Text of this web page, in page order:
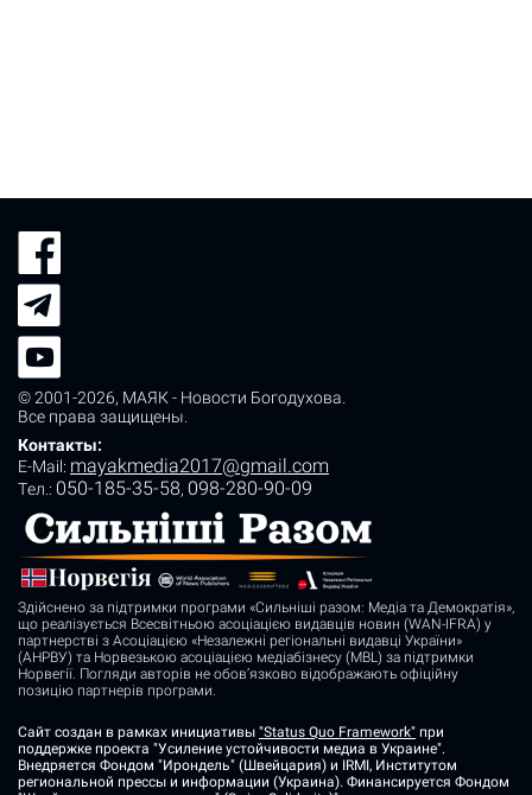
© 2001-2026, МАЯК - Новости Богодухова
Все права защищены.
Контакты:
E-Mail: mayakmedia2017@gmail.com
Tел.: 050-185-35-58, 098-280-90-09
Здійснено за підтримки програми «Сильніші разом: Медіа та Демократія»,
що реалізується Всесвітньою асоціацією видавців новин (WAN-IFRA) у
партнерстві з Асоціацією «Незалежні регіональні видавці України»
(АНРВУ) та Норвезькою асоціацією медіабізнесу (MBL) за підтримки
Норвегії. Погляди авторів не обов’язково відображають офіційну
позицію партнерів програми.
Сайт создан в рамках инициативы "Status Quo Framework" при
поддержке проекта "Усиление устойчивости медиа в Украине".
Внедряется Фондом "Ирондель" (Швейцария) и IRMI, Институтом
региональной прессы и информации (Украина). Финансируется Фондом